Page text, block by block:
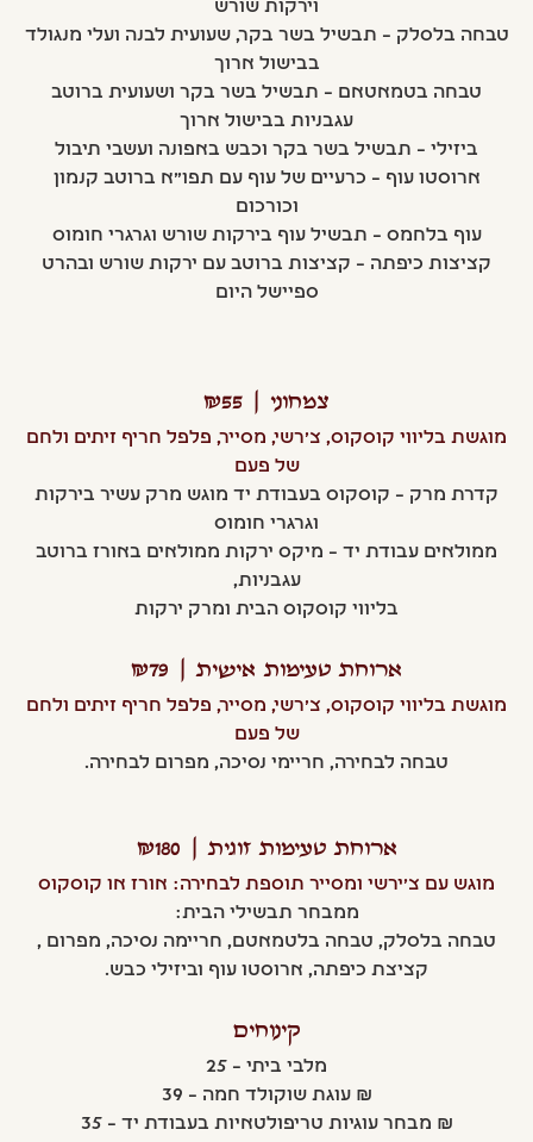
וירקות שורש
טבחה בלסלק – תבשיל בשר בקר, שעועית לבנה ועלי מנגולד
בבישול ארוך
טבחה בטמאטאם – תבשיל בשר בקר ושעועית ברוטב
עגבניות בבישול ארוך
ביזילי – תבשיל בשר בקר וכבש באפונה ועשבי תיבול
ארוסטו עוף – כרעיים של עוף עם תפו"א ברוטב קנמון
וכורכום
עוף בלחמס – תבשיל עוף בירקות שורש וגרגרי חומוס
קציצות כיפתה – קציצות ברוטב עם ירקות שורש ובהרט
ספיישל היום
צמחוני | ₪55
מוגשת בליווי קוסקוס, צ'רשי, מסייר, פלפל חריף זיתים ולחם
של פעם
קדרת מרק – קוסקוס בעבודת יד מוגש מרק עשיר בירקות
וגרגרי חומוס
ממולאים עבודת יד – מיקס ירקות ממולאים באורז ברוטב
עגבניות,
בליווי קוסקוס הבית ומרק ירקות
ארוחת טעימות אישית | ₪79
מוגשת בליווי קוסקוס, צ'רשי, מסייר, פלפל חריף זיתים ולחם
של פעם
טבחה לבחירה, חריימי נסיכה, מפרום לבחירה.
ארוחת טעימות זוגית | ₪180
מוגש עם צ'ירשי ומסייר תוספת לבחירה: אורז או קוסקוס
ממבחר תבשילי הבית:
טבחה בלסלק, טבחה בלטמאטם, חריימה נסיכה, מפרום ,
קציצת כיפתה, ארוסטו עוף וביזילי כבש.
קינוחים
מלבי ביתי – 25
₪ עוגת שוקולד חמה – 39
₪ מבחר עוגיות טריפולטאיות בעבודת יד – 35